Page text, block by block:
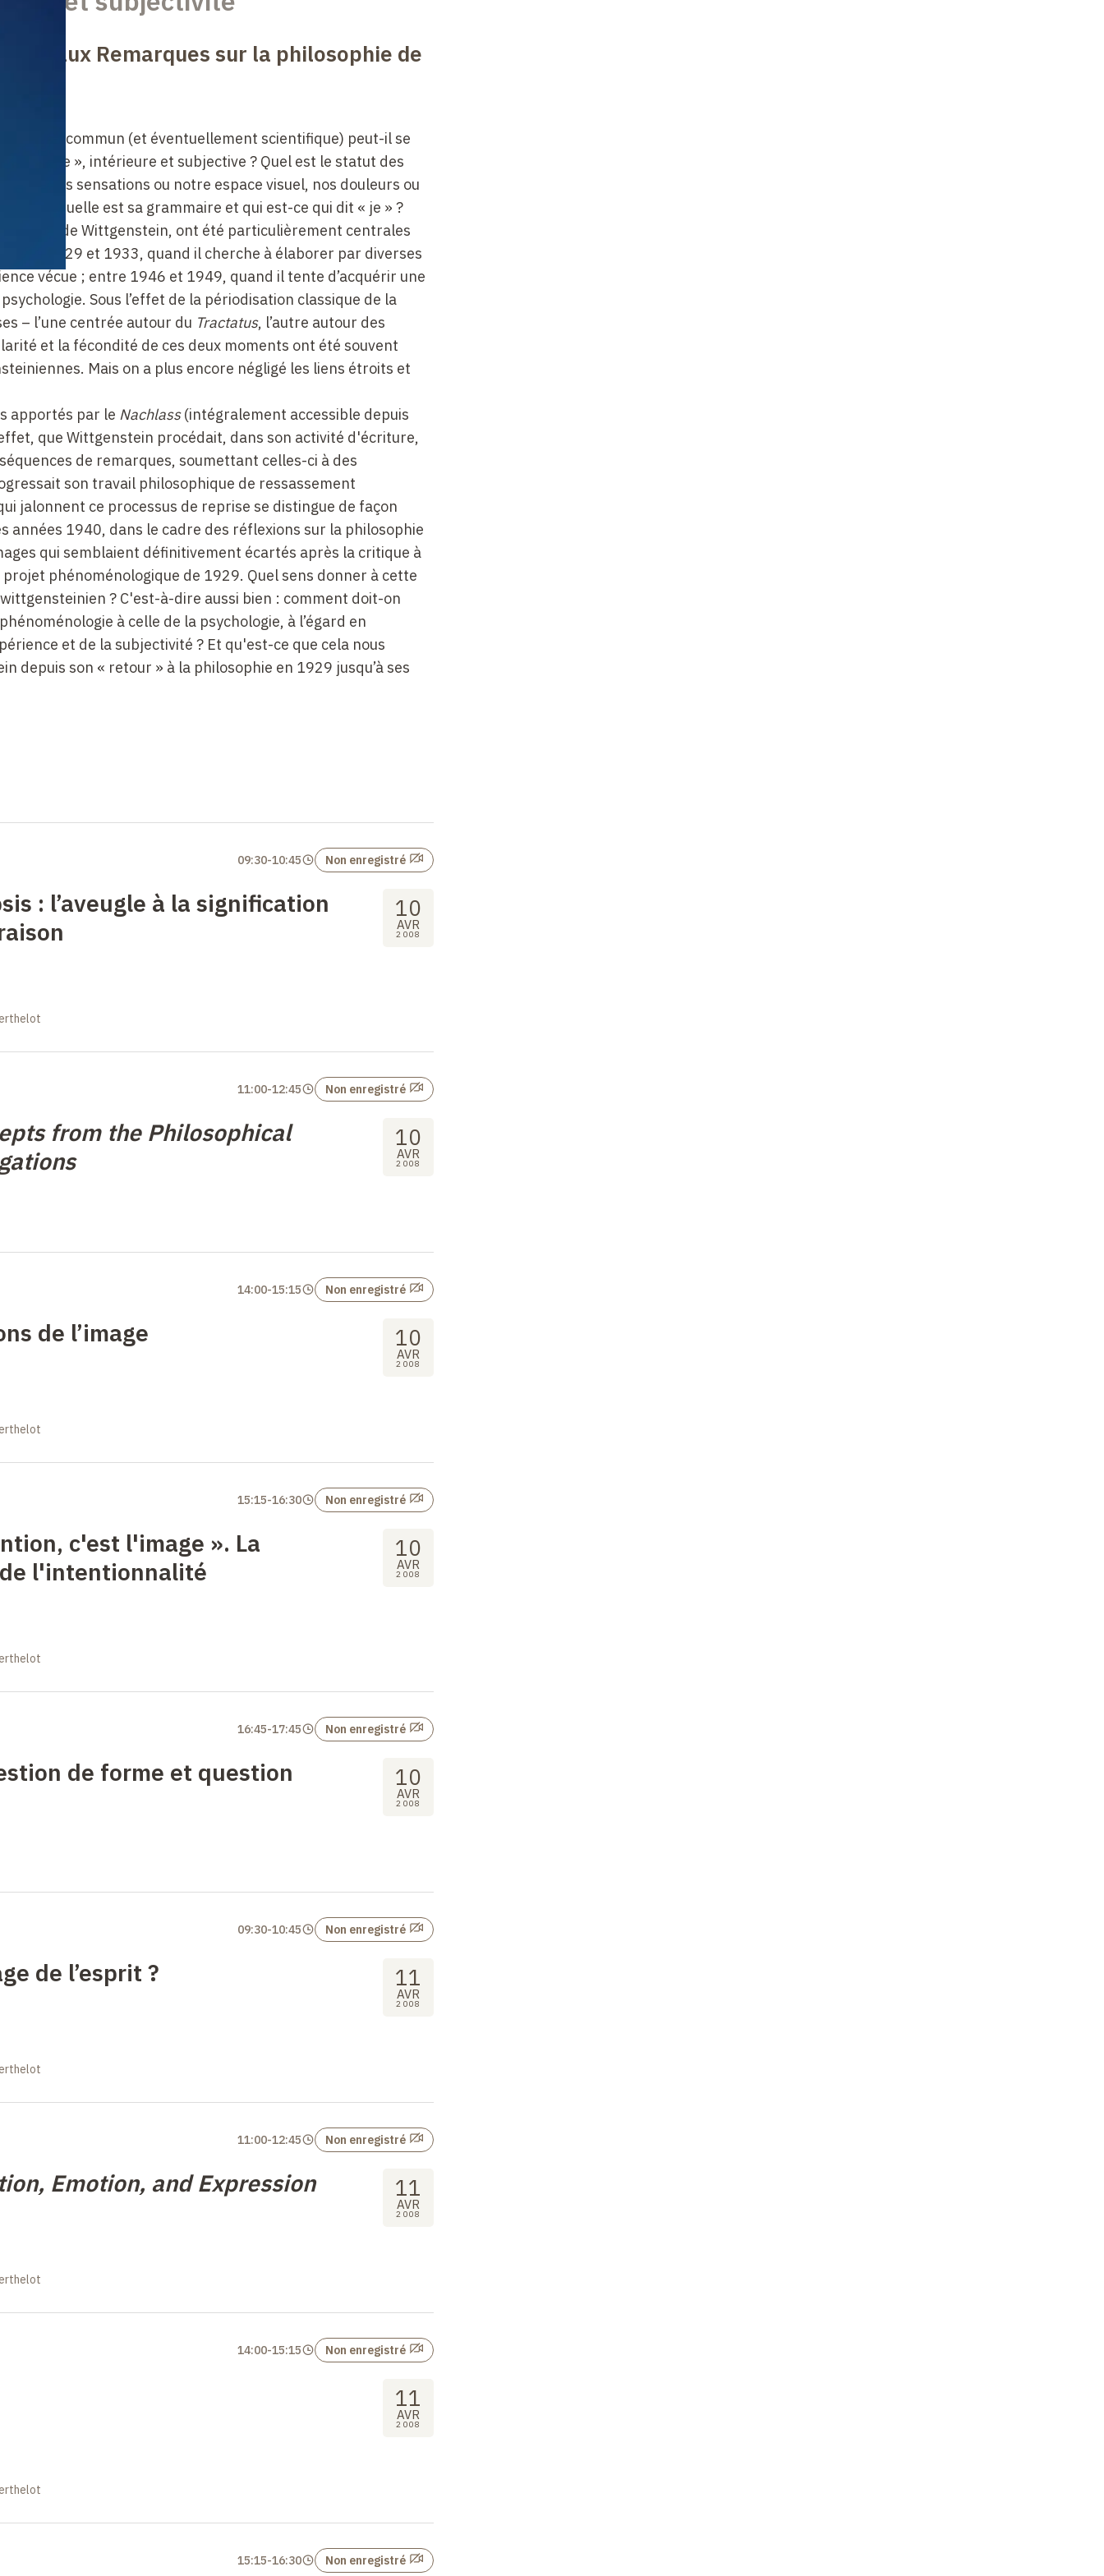
30 aux Remarques sur la philosophie de
et commun (et éventuellement scientifique) peut-il se
« privée », intérieure et subjective ? Quel est le statut des
nos sensations ou notre espace visuel, nos douleurs ou
je » ? Quelle est sa grammaire et qui est-ce qui dit « je » ?
l’œuvre de Wittgenstein, ont été particulièrement centrales
entre 1929 et 1933, quand il cherche à élaborer par diverses
vécue ; entre 1946 et 1949, quand il tente d’acquérir une
Sous l’effet de la périodisation classique de la
– l’une centrée autour du Tractatus, l’autre autour des
et la fécondité de ces deux moments ont été souvent
Mais on a plus encore négligé les liens étroits et
apportés par le Nachlass(intégralement accessible depuis
que Wittgenstein procédait, dans son activité d'écriture,
de remarques, soumettant celles-ci à des
son travail philosophique de ressassement
jalonnent ce processus de reprise se distingue de façon
années 1940, dans le cadre des réflexions sur la philosophie
qui semblaient définitivement écartés après la critique à
phénoménologique de 1929. Quel sens donner à cette
? C'est-à-dire aussi bien : comment doit-on
à celle de la psychologie, à l’égard en
et de la subjectivité ? Et qu'est-ce que cela nous
depuis son « retour » à la philosophie en 1929 jusqu’à ses
: l’aveugle à la signification
10
AVR
2008
09:30-10:45 Non enregistré
from the Philosophical
10
AVR
2008
11:00-12:45 Non enregistré
de l’image 10
AVR
2008
14:00-15:15 Non enregistré
c'est l'image ». La
l'intentionnalité
10
AVR
2008
15:15-16:30 Non enregistré
de forme et question 10
AVR
2008
16:45-17:45 Non enregistré
de l’esprit ? 11
AVR
2008
09:30-10:45 Non enregistré
Emotion, and Expression 11
AVR
2008
11:00-12:45 Non enregistré
11
AVR
2008
14:00-15:15 Non enregistré
15:15-16:30 Non enregistré